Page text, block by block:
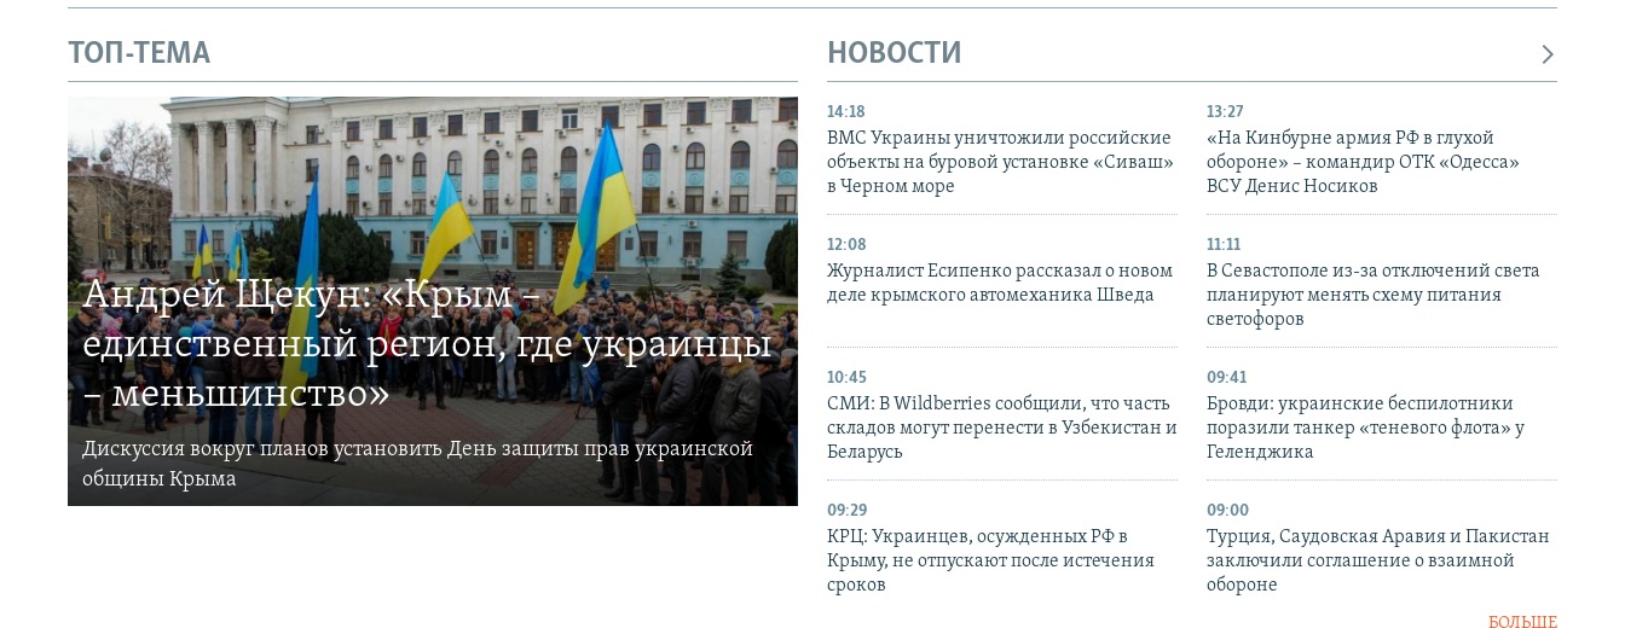
ТОП-ТЕМА
Андрей Щекун: «Крым –
единственный регион, где украинцы
– меньшинство»
Дискуссия вокруг планов установить День защиты прав украинской
общины Крыма
НОВОСТИ
14:18
ВМС Украины уничтожили российские
объекты на буровой установке «Сиваш»
в Черном море
13:27
«На Кинбурне армия РФ в глухой
обороне» – командир ОТК «Одесса»
ВСУ Денис Носиков
12:08
Журналист Есипенко рассказал о новом
деле крымского автомеханика Шведа
11:11
В Севастополе из-за отключений света
планируют менять схему питания
светофоров
10:45
СМИ: В Wildberries сообщили, что часть
складов могут перенести в Узбекистан и
Беларусь
09:41
Бровди: украинские беспилотники
поразили танкер «теневого флота» у
Геленджика
09:29
КРЦ: Украинцев, осужденных РФ в
Крыму, не отпускают после истечения
сроков
09:00
Турция, Саудовская Аравия и Пакистан
заключили соглашение о взаимной
обороне
БОЛЬШЕ